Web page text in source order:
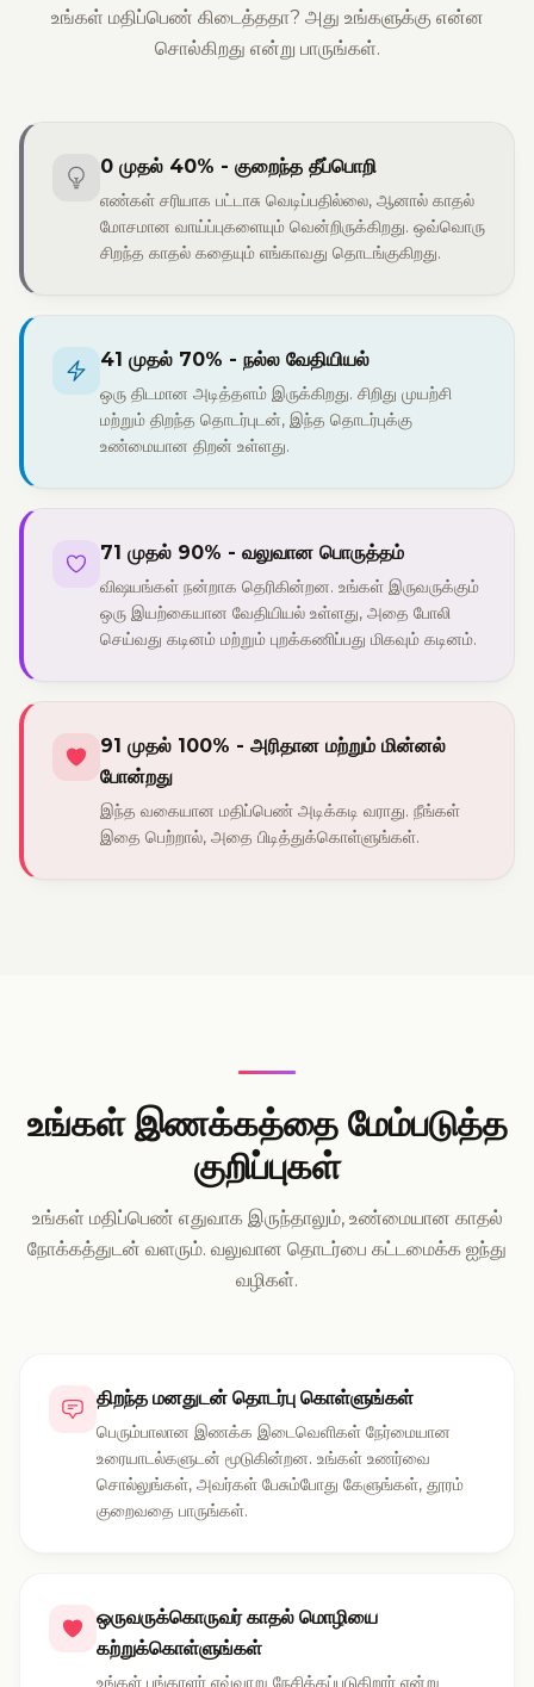
உங்கள் மதிப்பெண் கிடைத்ததா? அது உங்களுக்கு என்ன
சொல்கிறது என்று பாருங்கள்.
0 முதல் 40% - குறைந்த தீப்பொறி
எண்கள் சரியாக பட்டாசு வெடிப்பதில்லை, ஆனால் காதல்
மோசமான வாய்ப்புகளையும் வென்றிருக்கிறது. ஒவ்வொரு
சிறந்த காதல் கதையும் எங்காவது தொடங்குகிறது.
41 முதல் 70% - நல்ல வேதியியல்
ஒரு திடமான அடித்தளம் இருக்கிறது. சிறிது முயற்சி
மற்றும் திறந்த தொடர்புடன், இந்த தொடர்புக்கு
உண்மையான திறன் உள்ளது.
71 முதல் 90% - வலுவான பொருத்தம்
விஷயங்கள் நன்றாக தெரிகின்றன. உங்கள் இருவருக்கும்
ஒரு இயற்கையான வேதியியல் உள்ளது, அதை போலி
செய்வது கடினம் மற்றும் புறக்கணிப்பது மிகவும் கடினம்.
91 முதல் 100% - அரிதான மற்றும் மின்னல்
போன்றது
இந்த வகையான மதிப்பெண் அடிக்கடி வராது. நீங்கள்
இதை பெற்றால், அதை பிடித்துக்கொள்ளுங்கள்.
உங்கள் இணக்கத்தை மேம்படுத்த
குறிப்புகள்
உங்கள் மதிப்பெண் எதுவாக இருந்தாலும், உண்மையான காதல்
நோக்கத்துடன் வளரும். வலுவான தொடர்பை கட்டமைக்க ஐந்து
வழிகள்.
திறந்த மனதுடன் தொடர்பு கொள்ளுங்கள்
பெரும்பாலான இணக்க இடைவெளிகள் நேர்மையான
உரையாடல்களுடன் மூடுகின்றன. உங்கள் உணர்வை
சொல்லுங்கள், அவர்கள் பேசும்போது கேளுங்கள், தூரம்
குறைவதை பாருங்கள்.
ஒருவருக்கொருவர் காதல் மொழியை
கற்றுக்கொள்ளுங்கள்
உங்கள் பங்காளர் எவ்வாறு நேசிக்கப்படுகிறார் என்று